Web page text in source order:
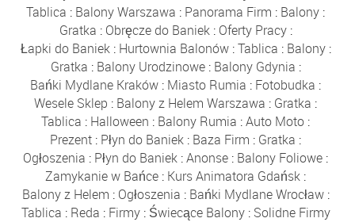
Tablica : Balony Warszawa : Panorama Firm : Balony :
Gratka : Obręcze do Baniek: Oferty Pracy:
Łapki do Baniek: Hurtownia Balonów:Tablica : Balony:
Gratka : Balony Urodzinowe: Balony Gdynia :
Bańki Mydlane Kraków : Miasto Rumia : Fotobudka :
Wesele Sklep : Balony z Helem Warszawa : Gratka :
Tablica : Halloween : Balony Rumia :Auto Moto :
Prezent : Płyn do Baniek : Baza Firm : Gratka :
Ogłoszenia : Płyn do Baniek :Anonse : Balony Foliowe :
Zamykanie w Bańce : Kurs Animatora Gdańsk :
Balony z Helem : Ogłoszenia : Bańki Mydlane Wrocław:
Tablica : Reda : Firmy: Świecące Balony: Solidne Firmy